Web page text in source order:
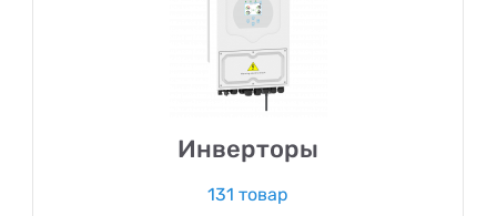
Инверторы
131 товар